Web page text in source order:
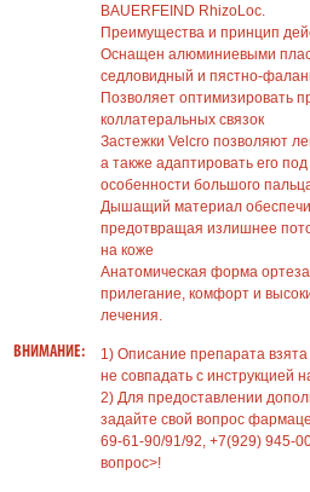
BAUERFEIND RhizoLoc.
Преимущества и принцип
Оснащен алюминиевыми
седловидный и пястно-
Позволяет оптимизировать
коллатеральных связок
Застежки Velcro позволяют
а также адаптировать его
особенности большого
Дышащий материал
предотвращая излишнее
на коже
Анатомическая форма
прилегание, комфорт и
лечения.
ВНИМАНИЕ:
1) Описание препарата
не совпадать с инструкцией
2) Для предоставлении
задайте свой вопрос
69-61-90/91/92, +7(929) 945-
вопрос>!